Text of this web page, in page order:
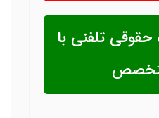
حقوقی تلفنی با